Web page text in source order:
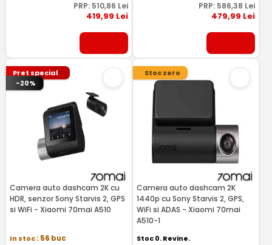
PRP: 510,86 Lei
419,99 Lei
PRP: 586,38 Lei
479,99 Lei
Pret special
-20%
Camera auto dashcam 2K cu
HDR, senzor Sony Starvis 2, GPS
si WiFi - Xiaomi 70mai A510
In stoc: 56 buc
Stoc zero
Camera auto dashcam 2K
1440p cu Sony Starvis 2, GPS,
WiFi si ADAS - Xiaomi 70mai
A510-1
Stoc 0. Revine.